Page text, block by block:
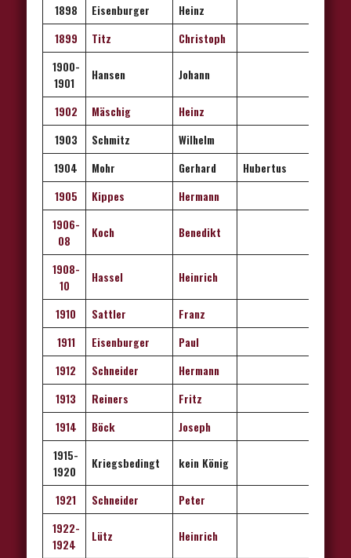
1898
Eisenburger
Heinz
1899
Titz
Christoph
1900-
1901
Hansen Johann
1902 Mäschig
Heinz
1903
Schmitz
Wilhelm
1904
Mohr Gerhard
Hubertus
1905
Kippes
Hermann
1906-
08
Koch Benedikt
1908-
10
Hassel Heinrich
1910 Sattler
Franz
1911
Eisenburger
Paul
1912
Schneider
Hermann
1913
Reiners
Fritz
1914
Böck
Joseph
1915-
1920
Kriegsbedingt kein König
1921 Schneider
Peter
1922-
1924
Lütz Heinrich